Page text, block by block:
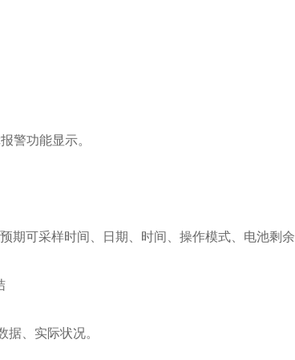
警功能显示。
期可采样时间、日期、时间、操作模式、电池剩
、实际状况。